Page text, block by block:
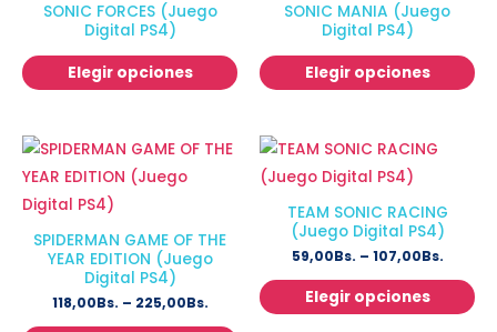
SONIC FORCES (Juego
Digital PS4)
Elegir opciones
SONIC MANIA (Juego
Digital PS4)
Elegir opciones
SPIDERMAN GAME OF THE
YEAR EDITION (Juego
Digital PS4)
118,00Bs. – 225,00Bs.
TEAM SONIC RACING
(Juego Digital PS4)
59,00Bs. – 107,00Bs.
Elegir opciones